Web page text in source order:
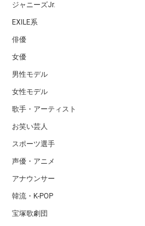
ジャニーズJr.
EXILE系
俳優
女優
男性モデル
女性モデル
歌手・アーティスト
お笑い芸人
スポーツ選手
声優・アニメ
アナウンサー
韓流・K-POP
宝塚歌劇団